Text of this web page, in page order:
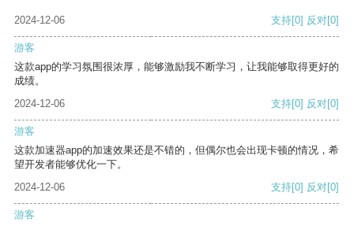
2024-12-06 支持[0] 反对[0]
游客
这款app的学习氛围很浓厚，能够激励我不断学习，让我能够取得更好的
成绩。
2024-12-06
支持[0] 反对[0]
游客
这款加速器app的加速效果还是不错的，但偶尔也会出现卡顿的情况，希
望开发者能够优化一下。
2024-12-06
支持[0] 反对[0]
游客